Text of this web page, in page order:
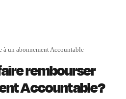
à un abonnement Accountable
rembourser
Accountable?